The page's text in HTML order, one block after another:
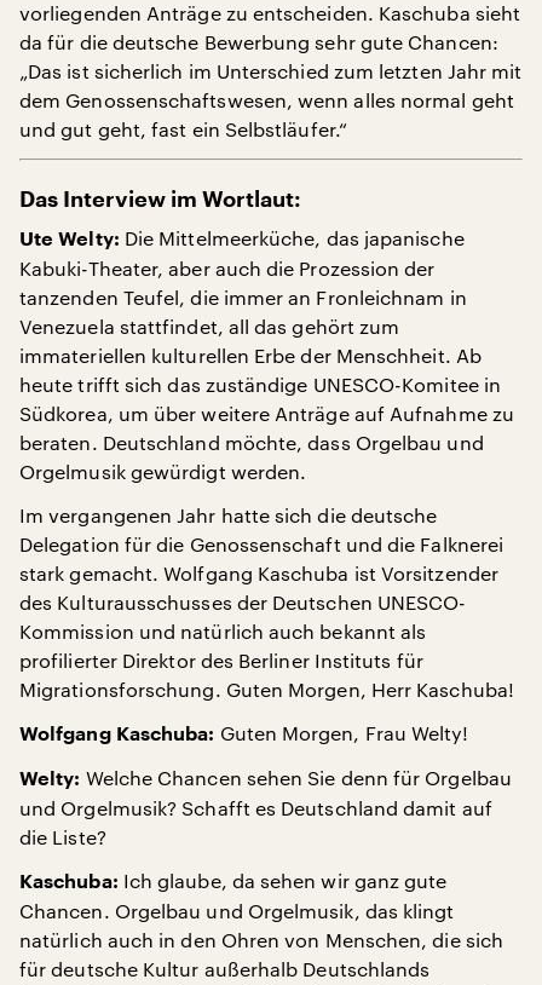
vorliegenden Anträge zu entscheiden. Kaschuba sieht
da für die deutsche Bewerbung sehr gute Chancen:
„Das ist sicherlich im Unterschied zum letzten Jahr mit
dem Genossenschaftswesen, wenn alles normal geht
und gut geht, fast ein Selbstläufer.“
Das Interview im Wortlaut:
Ute Welty: Die Mittelmeerküche, das japanische
Kabuki-Theater, aber auch die Prozession der
tanzenden Teufel, die immer an Fronleichnam in
Venezuela stattfindet, all das gehört zum
immateriellen kulturellen Erbe der Menschheit. Ab
heute trifft sich das zuständige UNESCO-Komitee in
Südkorea, um über weitere Anträge auf Aufnahme zu
beraten. Deutschland möchte, dass Orgelbau und
Orgelmusik gewürdigt werden.
Im vergangenen Jahr hatte sich die deutsche
Delegation für die Genossenschaft und die Falknerei
stark gemacht. Wolfgang Kaschuba ist Vorsitzender
des Kulturausschusses der Deutschen UNESCO-
Kommission und natürlich auch bekannt als
profilierter Direktor des Berliner Instituts für
Migrationsforschung. Guten Morgen, Herr Kaschuba!
Wolfgang Kaschuba: Guten Morgen, Frau Welty!
Welty: Welche Chancen sehen Sie denn für Orgelbau
und Orgelmusik? Schafft es Deutschland damit auf
die Liste?
Kaschuba: Ich glaube, da sehen wir ganz gute
Chancen. Orgelbau und Orgelmusik, das klingt
natürlich auch in den Ohren von Menschen, die sich
für deutsche Kultur außerhalb Deutschlands